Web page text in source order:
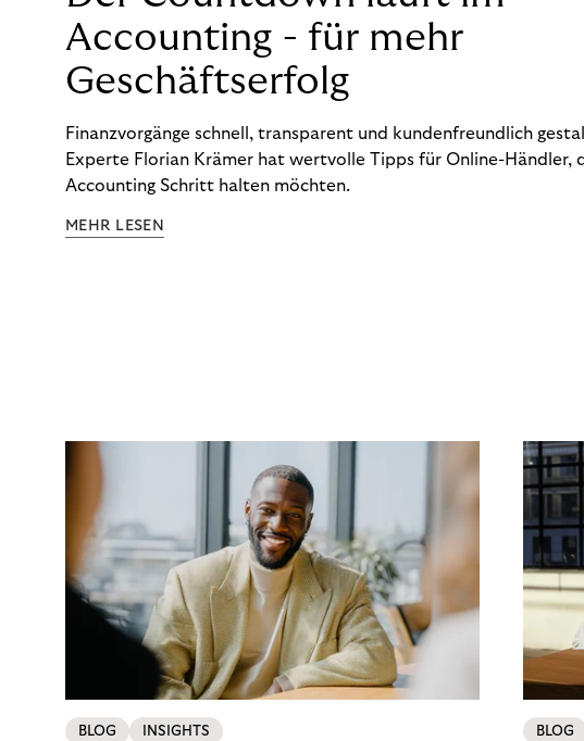
Accounting - für mehr
Geschäftserfolg
Finanzvorgänge schnell, transparent und kundenfreundlich
Experte Florian Krämer hat wertvolle Tipps für Online-Händler,
Accounting Schritt halten möchten.
MEHR LESEN
BLOG INSIGHTS BLOG